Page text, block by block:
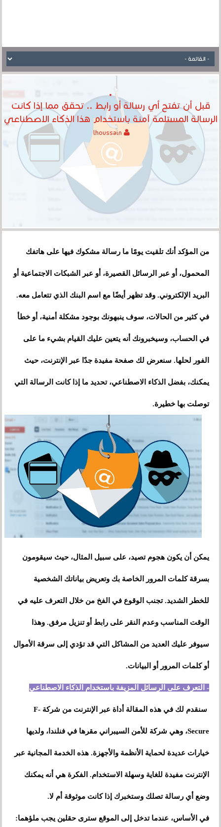
قبل أن تفتح أي رسالة أو رابط .. تحقق مما إذا كانت
الرسالة المستلمة آمنة باستخدام هذا الذكاء الاصطناعي
من المؤكد أنك تلقيت يومًا ما رسالة مشكوك فيها على هاتفك
المحمول، أو عبر الرسائل القصيرة، أو عبر الشبكات الاجتماعية أو
البريد الإلكتروني. وقد تظهر أيضًا مع اسم البنك الذي تتعامل معه.
في كثير من الحالات، سوف ينبهونك بوجود مشكلة أمنية، أو خطأ
في الحساب، وسيخبرونك أنه يتعين عليك القيام بشيء ما على
الفور لحلها. سنعرض لك صفحة مفيدة جدًا عبر الإنترنت، حيث
يمكنك، بفضل الذكاء الاصطناعي، تحديد ما إذا كانت الرسالة التي
توصلت بها خطيرة.
يمكن أن يكون هجوم تصيد، على سبيل المثال، حيث سيقومون
بسرقة كلمات المرور الخاصة بك وتعريض بياناتك الشخصية
للخطر الشديد. تجنب الوقوع في الفخ من خلال التعرف عليه في
الوقت المناسب وعدم النقر على رابط أو تنزيل مرفق. وهذا
سيوفر عليك العديد من المشاكل التي قد تؤدي إلى سرقة الأموال
أو كلمات المرور أو البيانات.
- التعرف على الرسائل المزيفة باستخدام الذكاء الاصطناعي
سنقدم لك في هذه المقالة أداة عبر الإنترنت من شركة F-
Secure، وهي شركة للأمن السيبراني مقرها في فنلندا، ولديها
خيارات عديدة لحماية الأنظمة والأجهزة. هذه الخدمة المجانية عبر
الإنترنت مفيدة للغاية وسهلة الاستخدام. الفكرة هي أنه يمكنك
وضع أي رسالة تصلك وستخبرك إذا كانت موثوقة أم لا.
في الأساس، عندما تدخل إلى الموقع سترى حقلين يجب ملؤهما: